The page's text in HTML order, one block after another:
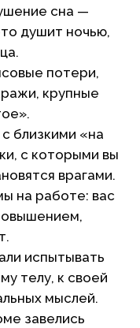
сна —
душит ночью,
потери,
крупные
близкими «на
с которыми вы
врагами.
на работе: вас
испытывать
телу, к своей
мыслей.
завелись